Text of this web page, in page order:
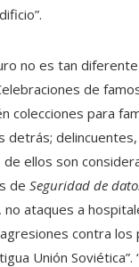
no es tan
de
colecciones para
detrás;
de ellos son
de Seguridad de
ataques a
contra los
Unión